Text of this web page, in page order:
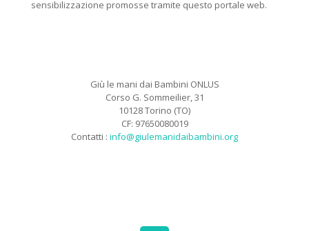
sensibilizzazione promosse tramite questo portale web.
Giù le mani dai Bambini ONLUS
Corso G. Sommeilier, 31
10128 Torino (TO)
CF: 97650080019
Contatti : info@giulemanidaibambini.org